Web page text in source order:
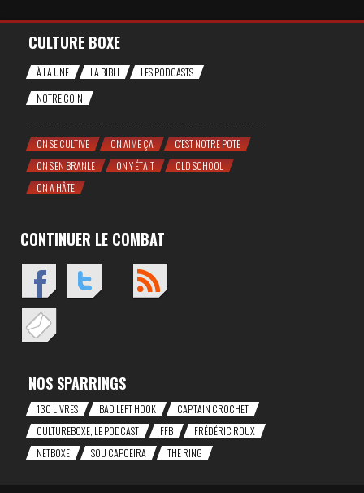
CULTURE BOXE
À LA UNE LA BIBLI
LES PODCASTS
NOTRE COIN
ON SE CULTIVE ON AIME ÇA
C'EST NOTRE POTE
ON S'EN BRANLE
ON Y ÉTAIT
OLD SCHOOL
ON A HÂTE
CONTINUER LE COMBAT
NOS SPARRINGS
130 LIVRES BAD LEFT HOOK
CAP'TAIN CROCHET
CULTUREBOXE, LE PODCAST
FFB
FRÉDÉRIC ROUX
NETBOXE
SOU CAPOEIRA THE RING